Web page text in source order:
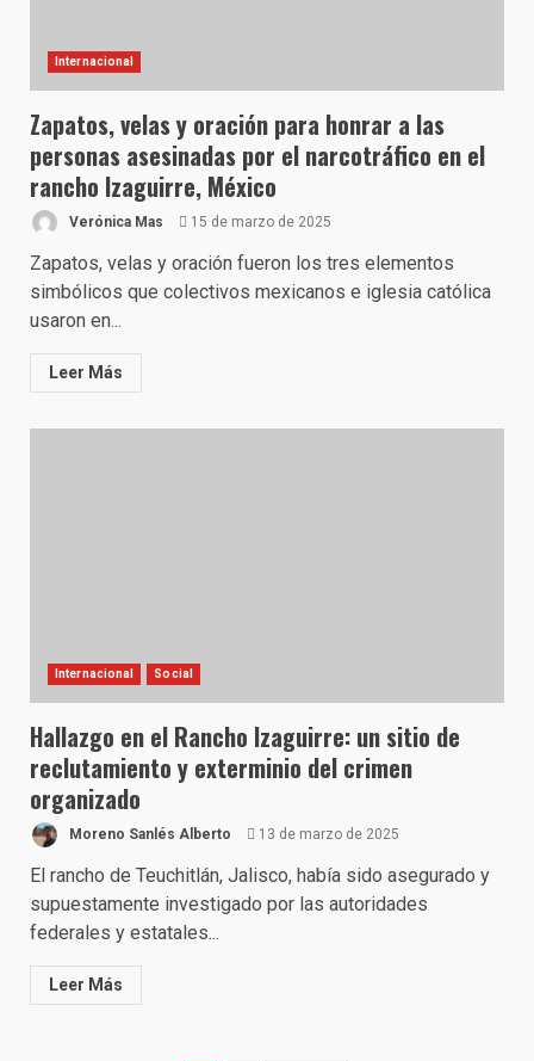
Internacional
Zapatos, velas y oración para honrar a las
personas asesinadas por el narcotráfico en el
rancho Izaguirre, México
Verónica Mas 15 de marzo de 2025
Zapatos, velas y oración fueron los tres elementos
simbólicos que colectivos mexicanos e iglesia católica
usaron en...
Leer Más
Internacional Social
Hallazgo en el Rancho Izaguirre: un sitio de
reclutamiento y exterminio del crimen
organizado
Moreno Sanlés Alberto 13 de marzo de 2025
El rancho de Teuchitlán, Jalisco, había sido asegurado y
supuestamente investigado por las autoridades
federales y estatales...
Leer Más